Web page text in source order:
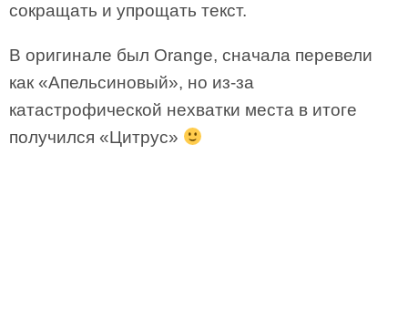
сокращать и упрощать текст.
В оригинале был Orange, сначала перевели
как «Апельсиновый», но из-за
катастрофической нехватки места в итоге
получился «Цитрус»